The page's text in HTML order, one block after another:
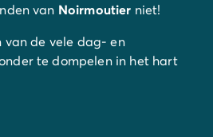
van Noirmoutier niet!
van de vele dag- en
te dompelen in het hart